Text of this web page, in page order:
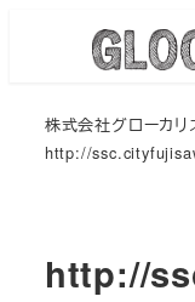
株式会社グローカリ
http://
http://